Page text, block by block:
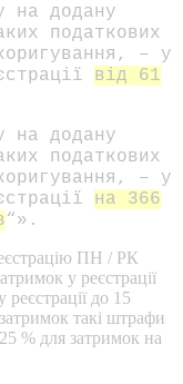
на додану
податкових
– у
від 61
на додану
податкових
– у
на 366
“».
ПН / РК
у реєстрації
до 15
такі штрафи
% для затримок на